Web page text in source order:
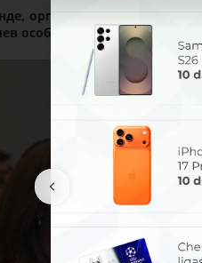
организованном в
особо отметил